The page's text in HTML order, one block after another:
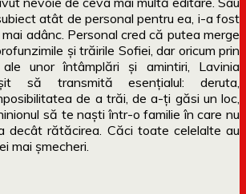
atât de personal pentru ea, i-a fost
adânc. Personal cred că putea merge
și trăirile Sofiei, dar oricum prin
unor întâmplări și amintiri, Lavinia
să transmită esențialul: deruta,
de a trăi, de a-ți găsi un loc,
să te naști într-o familie în care nu
decât rătăcirea. Căci toate celelalte au
mai șmecheri.